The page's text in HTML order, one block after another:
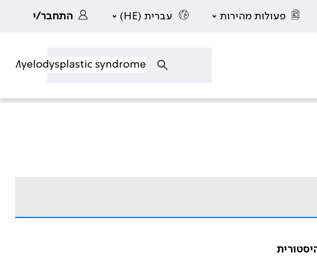
פעולות מהירות עברית (HE) התחבר/י